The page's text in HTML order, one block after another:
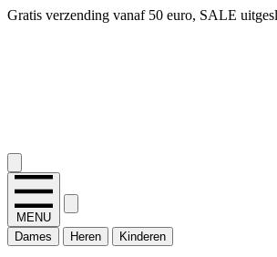
14 dagen bedenktijd, snel geld terug!
MENU
Dames
Heren Kinderen